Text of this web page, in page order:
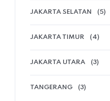
JAKARTA SELATAN (5)
JAKARTA TIMUR (4)
JAKARTA UTARA (3)
TANGERANG (3)